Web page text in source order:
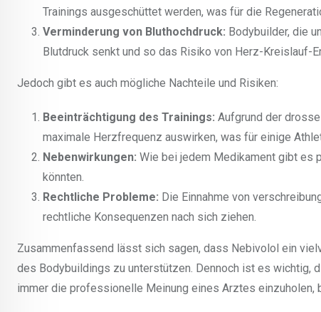
Trainings ausgeschüttet werden, was für die
Verminderung von Bluthochdruck: Bodybuilder, die
Blutdruck senkt und so das Risiko von Herz-Kreislauf-
Jedoch gibt es auch mögliche Nachteile und Risiken:
Beeinträchtigung des Trainings: Aufgrund der
maximale Herzfrequenz auswirken, was für einige
Nebenwirkungen: Wie bei jedem Medikament gibt es
könnten.
Rechtliche Probleme: Die Einnahme von
rechtliche Konsequenzen nach sich ziehen.
Zusammenfassend lässt sich sagen, dass Nebivolol ein
des Bodybuildings zu unterstützen. Dennoch ist es wichtig,
immer die professionelle Meinung eines Arztes